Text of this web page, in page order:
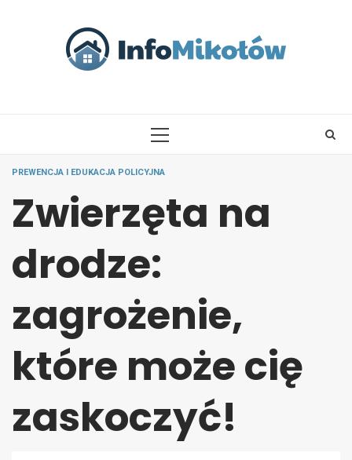
PRIMARY
PREWENCJA I EDUKACJA POLICYJNA
Zwierzęta na
drodze:
zagrożenie,
które może cię
zaskoczyć!